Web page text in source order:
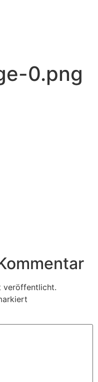
0.png
veröffentlicht.